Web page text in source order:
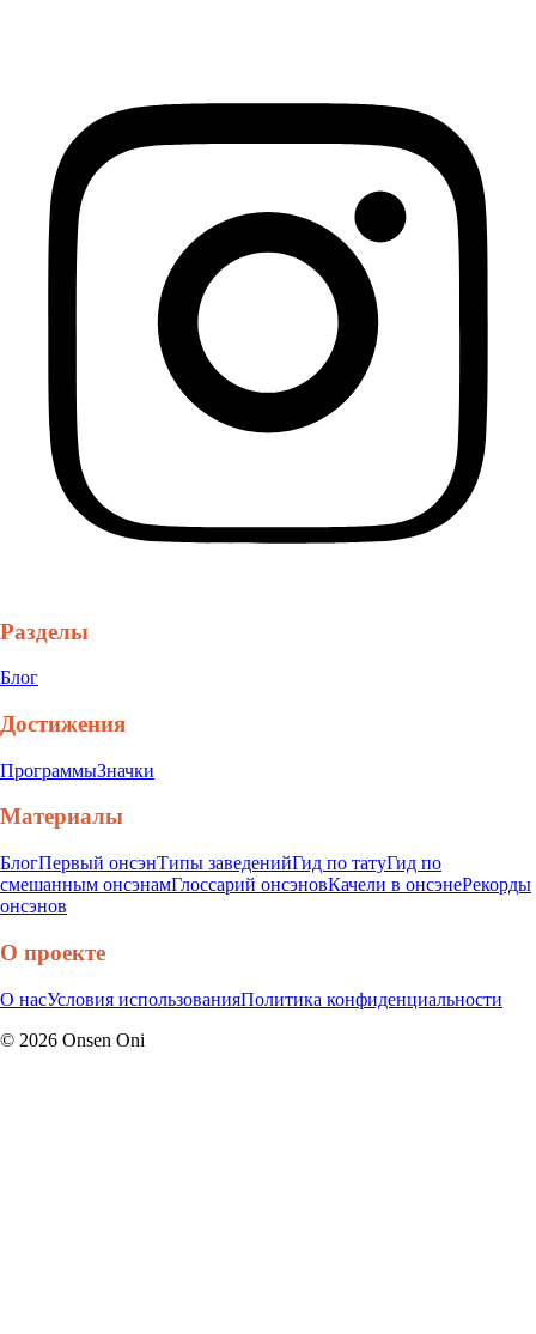
Разделы
Блог
Достижения
ПрограммыЗначки
Материалы
БлогПервый онсэнТипы заведенийГид по татуГид по
смешанным онсэнамГлоссарий онсэновКачели в онсэнеРекорды
онсэнов
О проекте
О насУсловия использованияПолитика конфиденциальности
© 2026 Onsen Oni